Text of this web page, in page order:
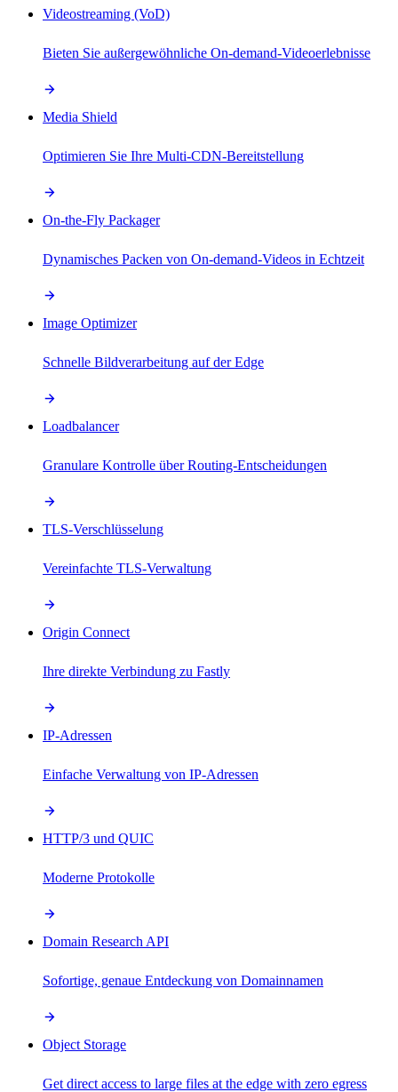
Videostreaming (VoD)
Bieten Sie außergewöhnliche On-demand-Videoerlebnisse
Media Shield
Optimieren Sie Ihre Multi-CDN-Bereitstellung
On-the-Fly Packager
Dynamisches Packen von On-demand-Videos in Echtzeit
Image Optimizer
Schnelle Bildverarbeitung auf der Edge
Loadbalancer
Granulare Kontrolle über Routing-Entscheidungen
TLS-Verschlüsselung
Vereinfachte TLS-Verwaltung
Origin Connect
Ihre direkte Verbindung zu Fastly
IP-Adressen
Einfache Verwaltung von IP-Adressen
HTTP/3 und QUIC
Moderne Protokolle
Domain Research API
Sofortige, genaue Entdeckung von Domainnamen
Object Storage
Get direct access to large files at the edge with zero egress